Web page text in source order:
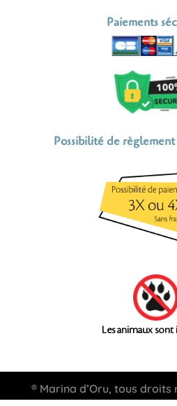
Paiements
Possibilité de
Les animaux
® Marina d’Oru, tous droits